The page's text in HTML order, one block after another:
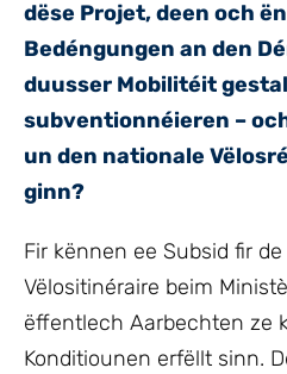
dëse Projet, deen och
Bedéngungen an den
duusser Mobilitéit
subventionnéieren –
un den nationale
ginn?
Fir kënnen ee Subsid fir
Vëlositinéraire beim
ëffentlech Aarbechten ze
Konditiounen erfëllt sinn.